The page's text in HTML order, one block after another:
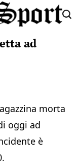
ad
morta
oggi ad
è